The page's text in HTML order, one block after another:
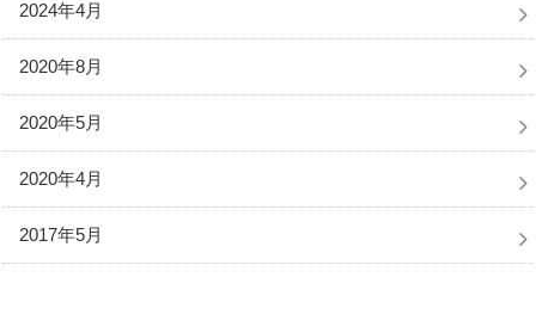
2024年4月
2020年8月
2020年5月
2020年4月
2017年5月